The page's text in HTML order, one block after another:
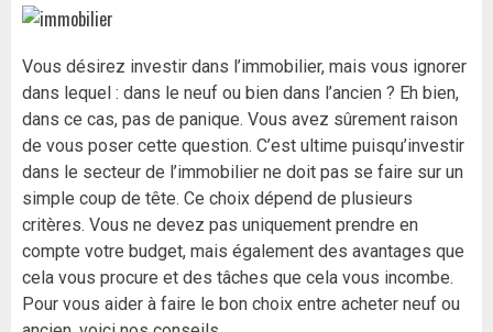
Vous désirez investir dans l’immobilier, mais vous ignorer
dans lequel : dans le neuf ou bien dans l’ancien ? Eh bien,
dans ce cas, pas de panique. Vous avez sûrement raison
de vous poser cette question. C’est ultime puisqu’investir
dans le secteur de l’immobilier ne doit pas se faire sur un
simple coup de tête. Ce choix dépend de plusieurs
critères. Vous ne devez pas uniquement prendre en
compte votre budget, mais également des avantages que
cela vous procure et des tâches que cela vous incombe.
Pour vous aider à faire le bon choix entre acheter neuf ou